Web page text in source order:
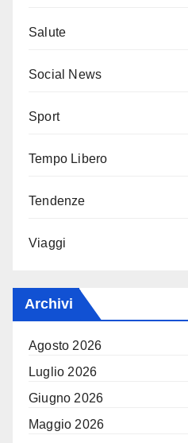
Salute
Social News
Sport
Tempo Libero
Tendenze
Viaggi
Archivi
Agosto 2026
Luglio 2026
Giugno 2026
Maggio 2026